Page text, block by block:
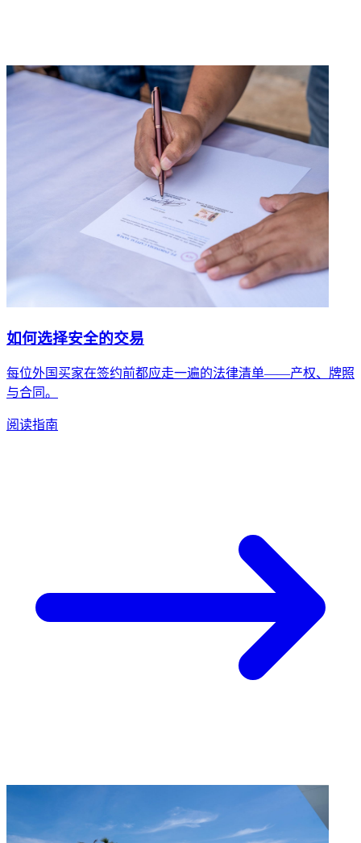
如何选择安全的交易
每位外国买家在签约前都应走一遍的法律清单——产权、牌照
与合同。
阅读指南